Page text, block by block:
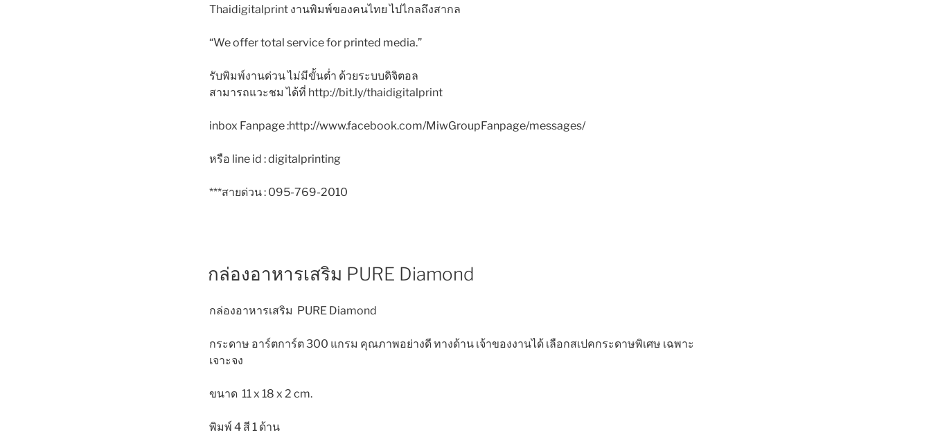
Thaidigitalprint งานพิมพ์ของคนไทย ไปไกลถึงสากล
“We offer total service for printed media.”
รับพิมพ์งานด่วน ไม่มีขั้นต่ำ ด้วยระบบดิจิตอล
สามารถแวะชม ได้ที่ http://bit.ly/thaidigitalprint
inbox Fanpage :http://www.facebook.com/MiwGroupFanpage/messages/
หรือ line id : digitalprinting
***สายด่วน : 095-769-2010
กล่องอาหารเสริม PURE Diamond
กล่องอาหารเสริม PURE Diamond
กระดาษ อาร์ตการ์ต 300 แกรม คุณภาพอย่างดี ทางด้าน เจ้าของงานได้ เลือกสเปคกระดาษพิเศษ เฉพาะ
เจาะจง
ขนาด 11 x 18 x 2 cm.
พิมพ์ 4 สี 1 ด้าน